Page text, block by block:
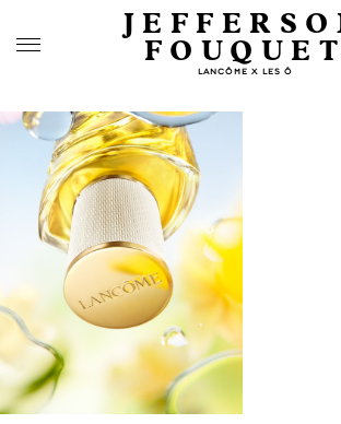
FOUQUET
LANCÔME X LES Ô